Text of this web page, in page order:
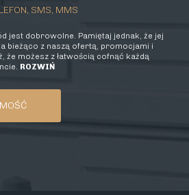
SMS, MMS
jest dobrowolne. Pamiętaj jednak, że jej
bieżąco z naszą ofertą, promocjami i
że możesz z łatwością cofnąć każdą
ROZWIŃ